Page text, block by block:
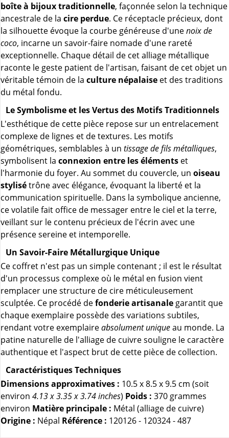
boîte à bijoux traditionnelle, façonnée selon la technique
ancestrale de la cire perdue. Ce réceptacle précieux, dont
la silhouette évoque la courbe généreuse d'unenoix de
coco, incarne un savoir-faire nomade d'une rareté
exceptionnelle. Chaque détail de cet alliage métallique
raconte le geste patient de l'artisan, faisant de cet objet un
véritable témoin de la culture népalaise et des traditions
du métal fondu.
Le Symbolisme et les Vertus des Motifs Traditionnels
L'esthétique de cette pièce repose sur un entrelacement
complexe de lignes et de textures. Les motifs
géométriques, semblables à un tissage de fils métalliques,
symbolisent la connexion entre les éléments et
l'harmonie du foyer. Au sommet du couvercle, un oiseau
stylisétrône avec élégance, évoquant la liberté et la
communication spirituelle. Dans la symbolique ancienne,
ce volatile fait office de messager entre le ciel et la terre,
veillant sur le contenu précieux de l'écrin avec une
présence sereine et intemporelle.
Un Savoir-Faire Métallurgique Unique
Ce coffret n'est pas un simple contenant ; il est le résultat
d'un processus complexe où le métal en fusion vient
remplacer une structure de cire méticuleusement
sculptée. Ce procédé defonderie artisanale garantit que
chaque exemplaire possède des variations subtiles,
rendant votre exemplaireabsolument uniqueau monde. La
patine naturelle de l'alliage de cuivre souligne le caractère
authentique et l'aspect brut de cette pièce de collection.
Caractéristiques Techniques
Dimensions approximatives : 10.5 x 8.5 x 9.5 cm (soit
environ 4.13 x 3.35 x 3.74 inches) Poids : 370 grammes
environ Matière principale : Métal (alliage de cuivre)
Origine : Népal Référence : 120126 - 120324 - 487